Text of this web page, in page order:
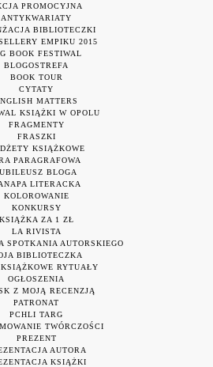
PROMOCYJNA
ANTYKWARIATY
BIBLIOTECZKI
EMPIKU 2015
BOOK FESTIWAL
BLOGOSTREFA
BOOK TOUR
CYTATY
MATTERS
KSIĄŻKI W OPOLU
FRAGMENTY
FRASZKI
KSIĄŻKOWE
PARAGRAFOWA
BLOGA
LITERACKA
KOLOROWANIE
KONKURSY
KSIĄŻKA ZA 1 ZŁ
LA RIVISTA
SPOTKANIA AUTORSKIEGO
BIBLIOTECZKA
RYTUAŁY
OGŁOSZENIA
Z MOJĄ RECENZJĄ
PATRONAT
PCHLI TARG
TWÓRCZOŚCI
PREZENT
AUTORA
KSIĄŻKI